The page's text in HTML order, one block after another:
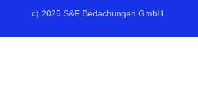
c) 2025 S&F Bedachungen GmbH